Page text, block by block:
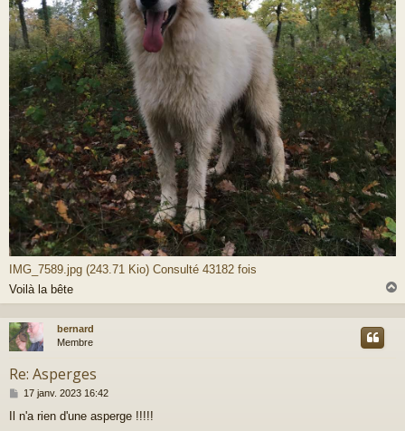
IMG_7589.jpg (243.71 Kio) Consulté 43182 fois
Voilà la bête
a
bernard
Membre
Re: Asperges
M
s
17 janv. 2023 16:42
Il n'a rien d'une asperge !!!!!